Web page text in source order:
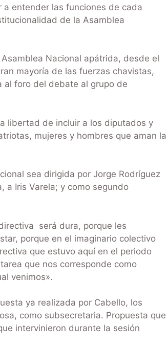
entender las funciones de cada
de la Asamblea
Nacional apátrida, desde el
mayoría de las fuerzas chavistas,
al foro del debate al grupo de
libertad de incluir a los diputados y
mujeres y hombres que aman la
sea dirigida por Jorge Rodríguez
a Iris Varela; y como segundo
será dura, porque les
porque en el imaginario colectivo
que estuvo aquí en el periodo
que nos corresponde como
venimos».
ya realizada por Cabello, los
como subsecretaria. Propuesta que
intervinieron durante la sesión